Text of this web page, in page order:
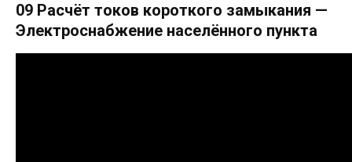
09 Расчёт токов короткого замыкания —
Электроснабжение населённого пункта